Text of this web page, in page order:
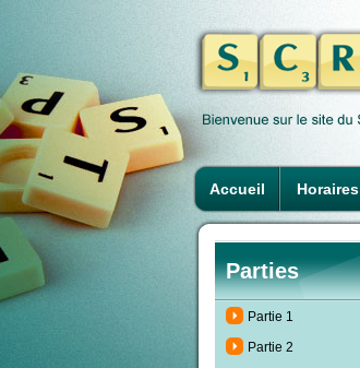
Accueil Horaires
Parties
Partie 1
Partie 2